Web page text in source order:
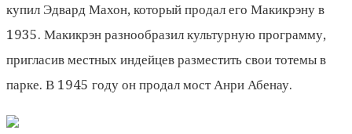
купил Эдвард Махон, который продал его Макикрэну в
1935. Макикрэн разнообразил культурную программу,
пригласив местных индейцев разместить свои тотемы в
парке. В 1945 году он продал мост Анри Абенау.